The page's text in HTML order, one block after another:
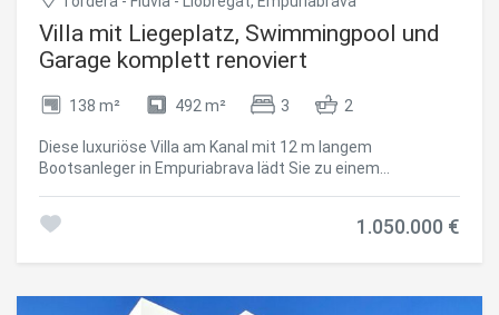
Villa mit Liegeplatz, Swimmingpool und
Garage komplett renoviert
138 m² 492 m² 3 2
Diese luxuriöse Villa am Kanal mit 12 m langem
Bootsanleger in Empuriabrava lädt Sie zu einem
und vereint Luxus und Funktionalität in einer idyllischen
modernen und voll ausgestatteten Küche, die sich
1.050.000 €